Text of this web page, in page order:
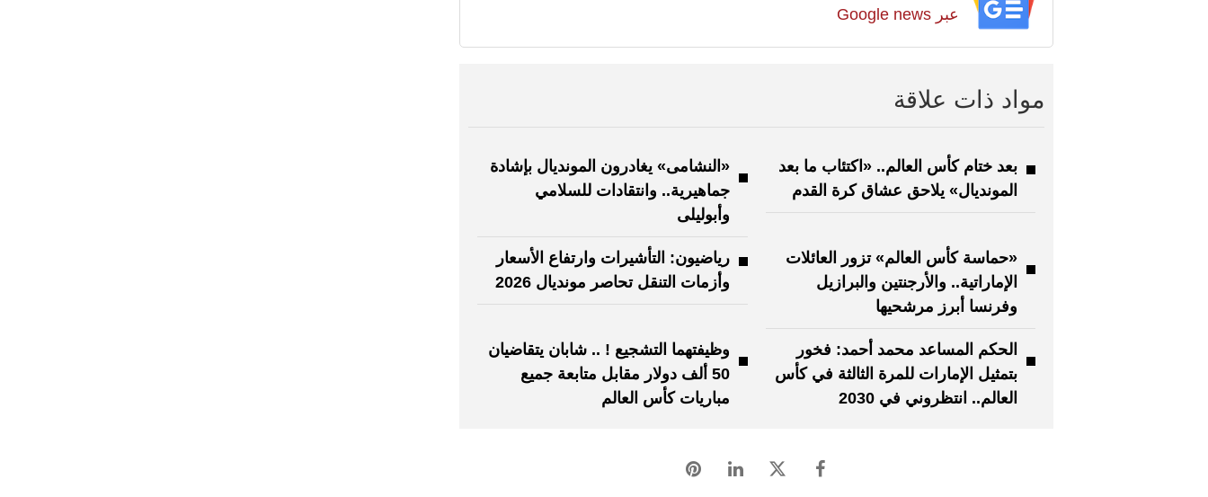
عبر Google news
مواد ذات علاقة
بعد ختام كأس العالم.. «اكتئاب ما بعد
المونديال» يلاحق عشاق كرة القدم
«النشامى» يغادرون المونديال بإشادة
جماهيرية.. وانتقادات للسلامي
وأبوليلى
«حماسة كأس العالم» تزور العائلات
الإماراتية.. والأرجنتين والبرازيل
وفرنسا أبرز مرشحيها
رياضيون: التأشيرات وارتفاع الأسعار
وأزمات التنقل تحاصر مونديال 2026
الحكم المساعد محمد أحمد: فخور
بتمثيل الإمارات للمرة الثالثة في كأس
العالم.. انتظروني في 2030
وظيفتهما التشجيع ! .. شابان يتقاضيان
50 ألف دولار مقابل متابعة جميع
مباريات كأس العالم